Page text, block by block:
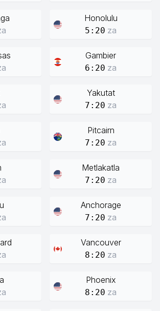
Honolulu
5:20 za
Gambier
6:20 za
Yakutat
7:20 za
Pitcairn
7:20 za
Metlakatla
7:20 za
Anchorage
7:20 za
Vancouver
8:20 za
Phoenix
8:20 za